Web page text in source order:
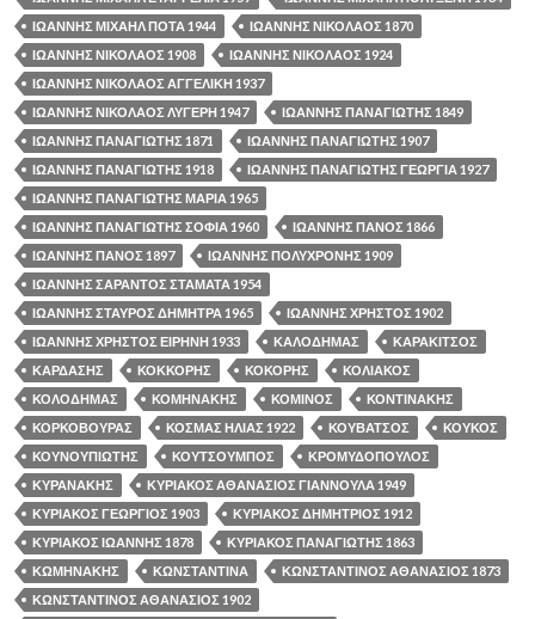
ΙΩΑΝΝΗΣ ΜΙΧΑΗΛ ΠΟΤΑ 1944
ΙΩΑΝΝΗΣ ΝΙΚΟΛΑΟΣ 1870
ΙΩΑΝΝΗΣ ΝΙΚΟΛΑΟΣ 1908
ΙΩΑΝΝΗΣ ΝΙΚΟΛΑΟΣ 1924
ΙΩΑΝΝΗΣ ΝΙΚΟΛΑΟΣ ΑΓΓΕΛΙΚΗ 1937
ΙΩΑΝΝΗΣ ΝΙΚΟΛΑΟΣ ΛΥΓΕΡΗ 1947
ΙΩΑΝΝΗΣ ΠΑΝΑΓΙΩΤΗΣ 1849
ΙΩΑΝΝΗΣ ΠΑΝΑΓΙΩΤΗΣ 1871
ΙΩΑΝΝΗΣ ΠΑΝΑΓΙΩΤΗΣ 1907
ΙΩΑΝΝΗΣ ΠΑΝΑΓΙΩΤΗΣ 1918
ΙΩΑΝΝΗΣ ΠΑΝΑΓΙΩΤΗΣ ΓΕΩΡΓΙΑ 1927
ΙΩΑΝΝΗΣ ΠΑΝΑΓΙΩΤΗΣ ΜΑΡΙΑ 1965
ΙΩΑΝΝΗΣ ΠΑΝΑΓΙΩΤΗΣ ΣΟΦΙΑ 1960
ΙΩΑΝΝΗΣ ΠΑΝΟΣ 1866
ΙΩΑΝΝΗΣ ΠΑΝΟΣ 1897
ΙΩΑΝΝΗΣ ΠΟΛΥΧΡΟΝΗΣ 1909
ΙΩΑΝΝΗΣ ΣΑΡΑΝΤΟΣ ΣΤΑΜΑΤΑ 1954
ΙΩΑΝΝΗΣ ΣΤΑΥΡΟΣ ΔΗΜΗΤΡΑ 1965
ΙΩΑΝΝΗΣ ΧΡΗΣΤΟΣ 1902
ΙΩΑΝΝΗΣ ΧΡΗΣΤΟΣ ΕΙΡΗΝΗ 1933
ΚΑΛΟΔΗΜΑΣ
ΚΑΡΑΚΙΤΣΟΣ
ΚΑΡΔΑΣΗΣ
ΚΟΚΚΟΡΗΣ ΚΟΚΟΡΗΣ
ΚΟΛΙΑΚΟΣ
ΚΟΛΟΔΗΜΑΣ
ΚΟΜΗΝΑΚΗΣ ΚΟΜΙΝΟΣ
ΚΟΝΤΙΝΑΚΗΣ
ΚΟΡΚΟΒΟΥΡΑΣ
ΚΟΣΜΑΣ ΗΛΙΑΣ 1922 ΚΟΥΒΑΤΣΟΣ
ΚΟΥΚΟΣ
ΚΟΥΝΟΥΠΙΩΤΗΣ
ΚΟΥΤΣΟΥΜΠΟΣ
ΚΡΟΜΥΔΟΠΟΥΛΟΣ
ΚΥΡΑΝΑΚΗΣ
ΚΥΡΙΑΚΟΣ ΑΘΑΝΑΣΙΟΣ ΓΙΑΝΝΟΥΛΑ 1949
ΚΥΡΙΑΚΟΣ ΓΕΩΡΓΙΟΣ 1903
ΚΥΡΙΑΚΟΣ ΔΗΜΗΤΡΙΟΣ 1912
ΚΥΡΙΑΚΟΣ ΙΩΑΝΝΗΣ 1878
ΚΥΡΙΑΚΟΣ ΠΑΝΑΓΙΩΤΗΣ 1863
ΚΩΜΗΝΑΚΗΣ
ΚΩΝΣΤΑΝΤΙΝΑ
ΚΩΝΣΤΑΝΤΙΝΟΣ ΑΘΑΝΑΣΙΟΣ 1873
ΚΩΝΣΤΑΝΤΙΝΟΣ ΑΘΑΝΑΣΙΟΣ 1902